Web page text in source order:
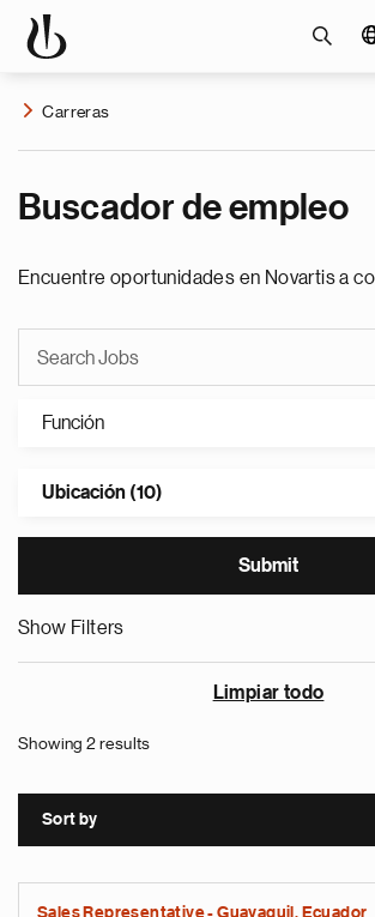
Carreras
Buscador de empleo
Encuentre oportunidades en Novartis a
Función
Ubicación (10)
Show Filters
Limpiar todo
Showing 2 results
Sort by
Sales Representative - Guayaquil, Ecuador